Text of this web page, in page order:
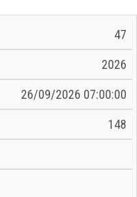
Ημερομηνία
47
2026
26/09/2026 07:00:00
148